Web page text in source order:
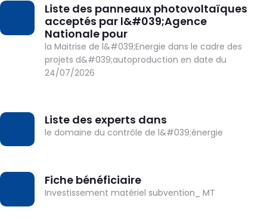
DOWNLOADListe des panneaux photovoltaïques
acceptés par l&#039;Agence
Nationale pour
la Maitrise de l&#039;Energie dans le cadre des
projets d&#039;autoproduction en date du
24/07/2026
DOWNLOADListe des experts dans
le domaine du contrôle de l&#039;énergie
DOWNLOADFiche bénéficiaire
Investissement matériel subvention_ MT